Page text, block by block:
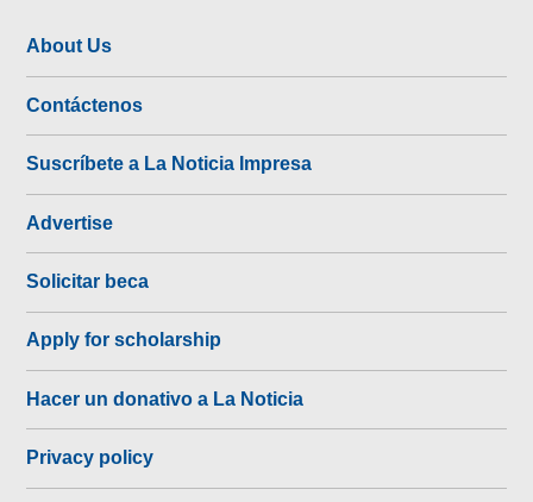
About Us
Contáctenos
Suscríbete a La Noticia Impresa
Advertise
Solicitar beca
Apply for scholarship
Hacer un donativo a La Noticia
Privacy policy